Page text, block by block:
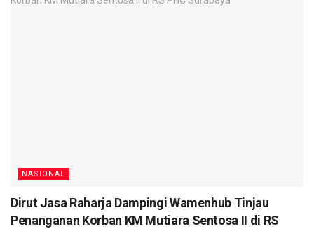
NASIONAL
Dirut Jasa Raharja Dampingi Wamenhub Tinjau
Penanganan Korban KM Mutiara Sentosa II di RS